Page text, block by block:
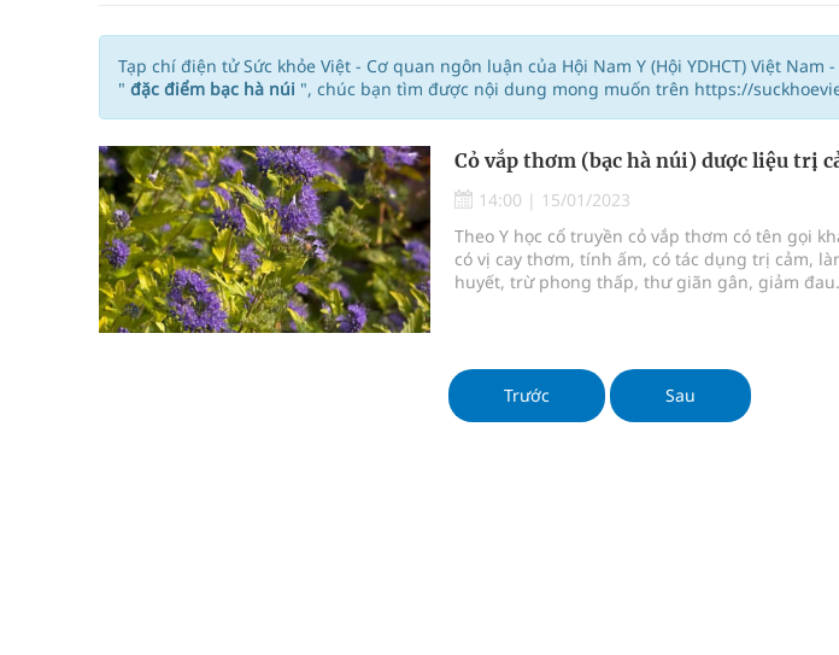
Dự báo thời tiết ngày 08/8/2026: Bắc Bộ nắng nóng, nhiệt độ cao nhất 35 độ
Đắk Lắk: Đẩy nhanh tiến độ khám sức khỏe định kỳ, khám sàng lọc cho người dân
Tổng hợp những cách trị thâm body nách, bẹn, mông cực hiệu quả
Tỷ lệ tật khúc xạ ở trẻ gia tăng: Khuyến nghị của chuyên gia
Nhiều lợi thế để nâng chất lượng y tế
Vương Thành Công: Khi việc học bắt đầu từ trải nghiệm thực tế
Tầm soát sớm ung thư vú giúp cứu sống hàng nghìn phụ nữ mỗi năm
Tạp chí điện tử Sức khỏe Việt - Cơ quan ngôn luận của Hội Nam Y (Hội YDHCT) Việt
" đặc điểm bạc hà núi ", chúc bạn tìm được nội dung mong muốn trên https://
Cỏ vắp thơm (bạc hà núi) dược liệu trị
14:00 | 15/01/2023
Theo Y học cổ truyền cỏ vắp thơm có tên gọi
có vị cay thơm, tính ấm, có tác dụng trị cảm,
huyết, trừ phong thấp, thư giãn gân, giảm đau.
Trước Sau